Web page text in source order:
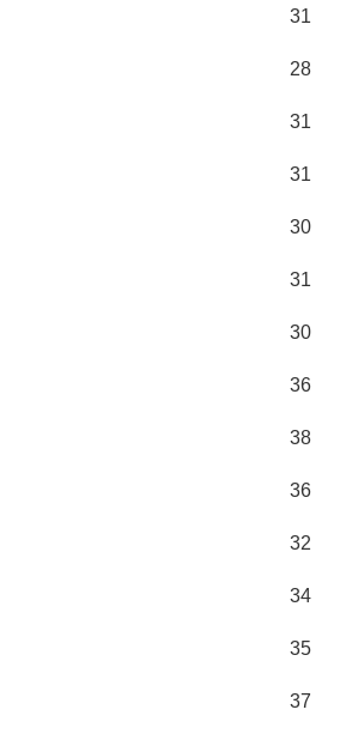
31
28
31
31
30
31
30
36
38
36
32
34
35
37